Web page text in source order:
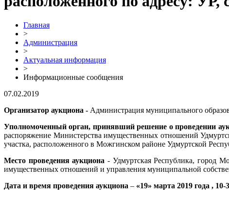
Главная
>
Администрация
>
Актуальная информация
>
Информационные сообщения
07.02.2019
Организатор аукциона - Администрация муниципального
Уполномоченный орган, принявший решение о проведении
распоряжение Министерства имущественных отношений
участка, расположенного в Можгинском районе Удмуртской
Место проведения аукциона - Удмуртская Республика, город
имущественных отношений и управления муниципальной
Дата и время проведения аукциона – «19» марта 2019 года , 10-